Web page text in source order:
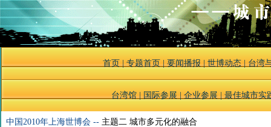
首页|专题首页|要闻播报|世博动态|台湾
台湾馆|国际参展|企业参展|最佳城市实
中国2010年上海世博会 -- 主题二 城市多元化的融合